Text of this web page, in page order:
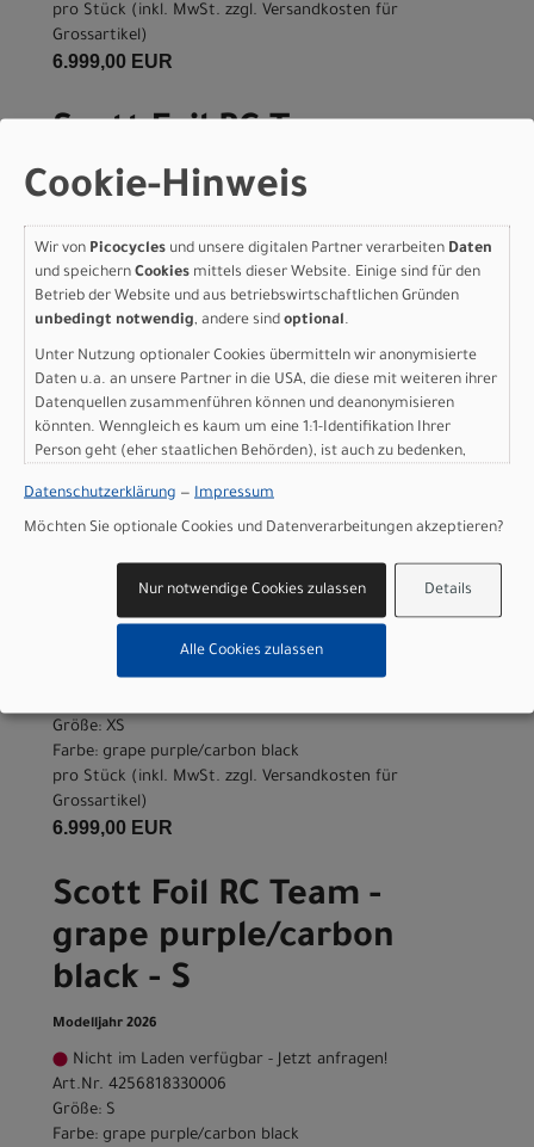
pro Stück (inkl. MwSt. zzgl. Versandkosten für
Grossartikel)
6.999,00 EUR
Scott Foil RC Team -
grape purple/carbon
Modelljahr 2026
Nicht im Laden verfügbar - Jetzt anfragen!
Art.Nr. 4256818330002
Größe: XXS
Farbe: grape purple/carbon black
pro Stück (inkl. MwSt. zzgl.Versandkosten für
Grossartikel)
6.999,00 EUR
Scott Foil RC Team -
grape purple/carbon
black - XS
Nicht im Laden verfügbar - Jetzt anfragen!
Größe: XS
Farbe: grape purple/carbon black
pro Stück (inkl. MwSt. zzgl. Versandkosten für
Grossartikel)
6.999,00 EUR
Scott Foil RC Team -
grape purple/carbon
black - S
Modelljahr 2026
Nicht im Laden verfügbar - Jetzt anfragen!
Art.Nr. 4256818330006
Größe: S
Farbe: grape purple/carbon black
Cookie-Hinweis
Wir von Picocycles und unsere digitalen Partner verarbeiten Daten
und speichern Cookies mittels dieser Website. Einige sind für den
Betrieb der Website und aus betriebswirtschaftlichen Gründen
unbedingt notwendig, andere sind optional.
Unter Nutzung optionaler Cookies übermitteln wir anonymisierte
Daten u.a. an unsere Partner in die USA, die diese mit weiteren ihrer
Datenquellen zusammenführen können und deanonymisieren
könnten. Wenngleich es kaum um eine 1:1-Identifikation Ihrer
Person geht (eher staatlichen Behörden), ist auch zu bedenken,
sind wie bei uns in der Europäischen Union.
Datenschutzerklärung — Impressum
Möchten Sie optionale Cookies und Datenverarbeitungen akzeptieren?
Details
Nur notwendige Cookies zulassen
Alle Cookies zulassen